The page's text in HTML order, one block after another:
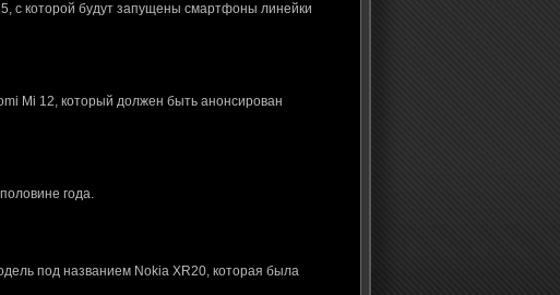
с которой будут запущены смартфоны линейки
Mi 12, который должен быть анонсирован
года.
под названием Nokia XR20, которая была